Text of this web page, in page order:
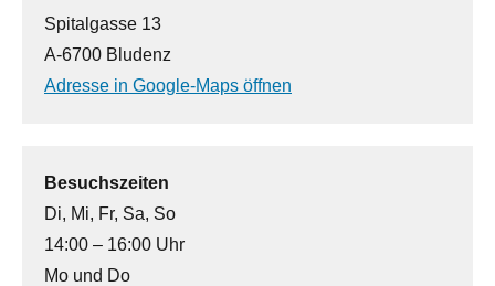
Spitalgasse 13
A-6700 Bludenz
Adresse in Google-Maps öffnen
Besuchszeiten
Di, Mi, Fr, Sa, So
14:00 – 16:00 Uhr
Mo und Do